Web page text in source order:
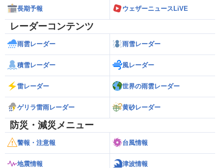
長期予報 ウェザーニュースLiVE
レーダーコンテンツ
雨雲レーダー 雨雪レーダー
積雪レーダー 風レーダー
雷レーダー 世界の雨雲レーダー
ゲリラ雷雨レーダー 黄砂レーダー
防災・減災メニュー
警報・注意報 台風情報
地震情報 津波情報